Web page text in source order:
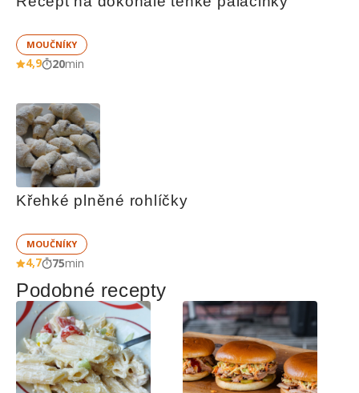
MOUČNÍKY
4,9 20min
Křehké plněné rohlíčky
MOUČNÍKY
4,7 75min
Podobné recepty